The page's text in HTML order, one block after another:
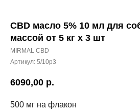
CBD масло 5% 10 мл для
массой от 5 кг х 3 шт
MIRMAL CBD
Артикул: 5/10p3
6090,00 р.
500 мг на флакон